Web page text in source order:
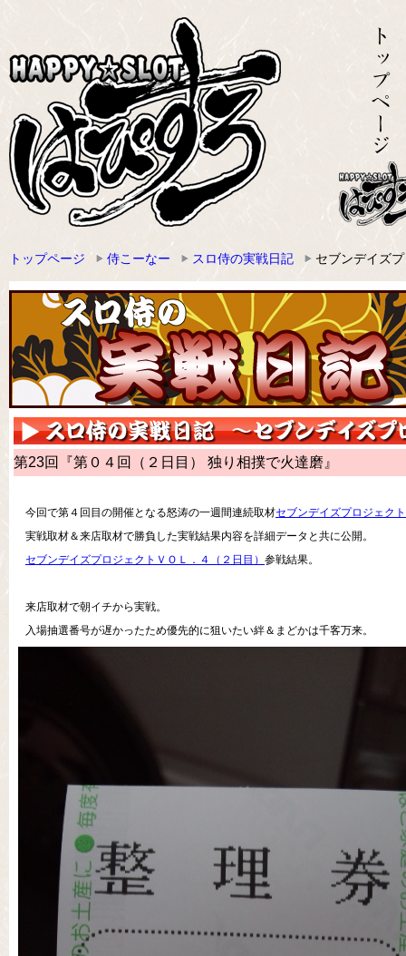
トップページ 侍こーなー スロ侍の実戦日記 セブンデイズ
第23回『第０４回（２日目） 独り相撲で火達磨』
今回で第４回目の開催となる怒涛の一週間連続取材セブンデイズプロジェクト
実戦取材＆来店取材で勝負した実戦結果内容を詳細データと共に公開。
セブンデイズプロジェクトＶＯＬ．４（２日目） 参戦結果。
来店取材で朝イチから実戦。
入場抽選番号が遅かったため優先的に狙いたい絆＆まどかは千客万来。